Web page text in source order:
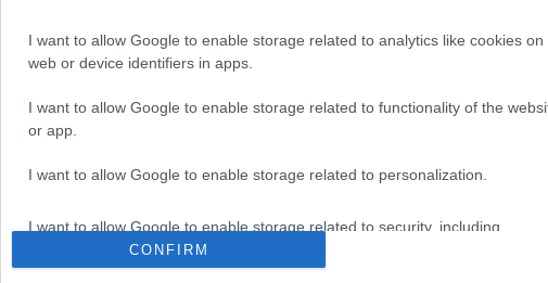
I want to allow Google to enable storage related to analytics like cookies on
web or device identifiers in apps.
I want to allow Google to enable storage related to functionality of the
or app.
I want to allow Google to enable storage related to personalization.
I want to allow Google to enable storage related to security, including
authentication functionality and fraud prevention, and other user protection.
CONFIRM